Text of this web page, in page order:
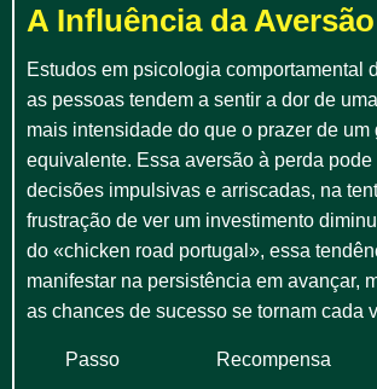
A Influência da
Estudos em psicologia comportamental
as pessoas tendem a sentir a dor de
mais intensidade do que o prazer de um
equivalente. Essa aversão à perda pode
decisões impulsivas e arriscadas, na
frustração de ver um investimento
do «chicken road portugal», essa
manifestar na persistência em avançar,
as chances de sucesso se tornam cada
Passo Recompensa